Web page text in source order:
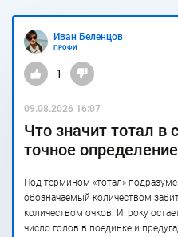
Иван Беленцов
ПРОФИ
1
09.08.2026 16:07
Что значит тотал в
точное
Под термином «тотал»
обозначаемый количеством
количеством очков. Игроку
число голов в поединке и